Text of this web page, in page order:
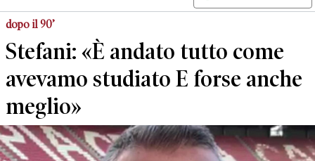
dopo il 90’
Stefani: «È andato tutto come
avevamo studiato E forse anche
meglio»